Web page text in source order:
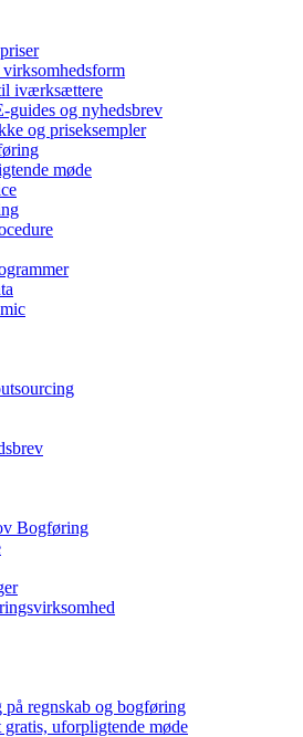
iværksættere
guides og nyhedsbrev
og priseksempler
møde
Bogføring
på regnskab og bogføring
uforpligtende møde